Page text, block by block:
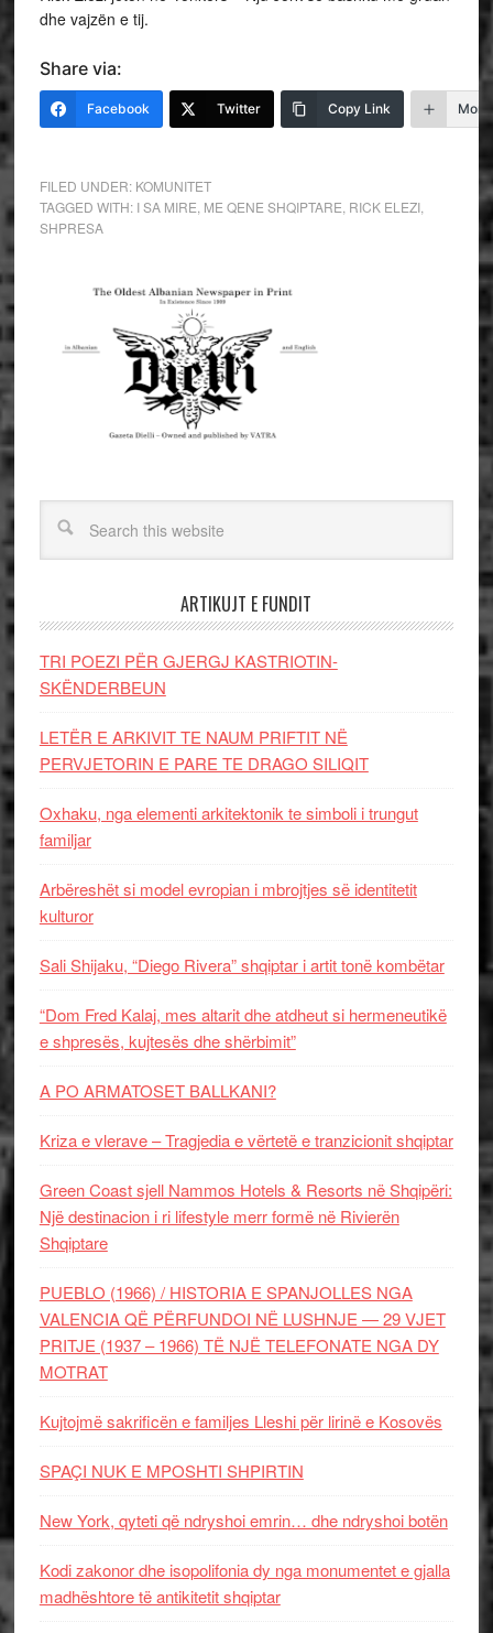
dhe vajzën e tij.
Share via:
Facebook Twitter Copy Link More
FILED UNDER: KOMUNITET
TAGGED WITH: I SA MIRE ME QENE SHQIPTARE RICK ELEZI,
SHPRESA
ARTIKUJT E FUNDIT
TRI POEZI PËR GJERGJ KASTRIOTIN-
SKËNDERBEUN
LETËR E ARKIVIT TE NAUM PRIFTIT NË
PERVJETORIN E PARE TE DRAGO SILIQIT
Oxhaku, nga elementi arkitektonik te simboli i trungut
familjar
Arbëreshët si model evropian i mbrojtjes së identitetit
kulturor
Sali Shijaku, “Diego Rivera” shqiptar i artit tonë kombëtar
“Dom Fred Kalaj, mes altarit dhe atdheut si hermeneutikë
e shpresës, kujtesës dhe shërbimit”
A PO ARMATOSET BALLKANI?
Kriza e vlerave – Tragjedia e vërtetë e tranzicionit shqiptar
Green Coast sjell Nammos Hotels & Resorts në Shqipëri:
Një destinacion i ri lifestyle merr formë në Rivierën
Shqiptare
PUEBLO (1966) / HISTORIA E SPANJOLLES NGA
VALENCIA QË PËRFUNDOI NË LUSHNJE — 29 VJET
PRITJE (1937 – 1966) TË NJË TELEFONATE NGA DY
MOTRAT
Kujtojmë sakrificën e familjes Lleshi për lirinë e Kosovës
SPAÇI NUK E MPOSHTI SHPIRTIN
New York, qyteti që ndryshoi emrin… dhe ndryshoi botën
Kodi zakonor dhe isopolifonia dy nga monumentet e gjalla
madhështore të antikitetit shqiptar